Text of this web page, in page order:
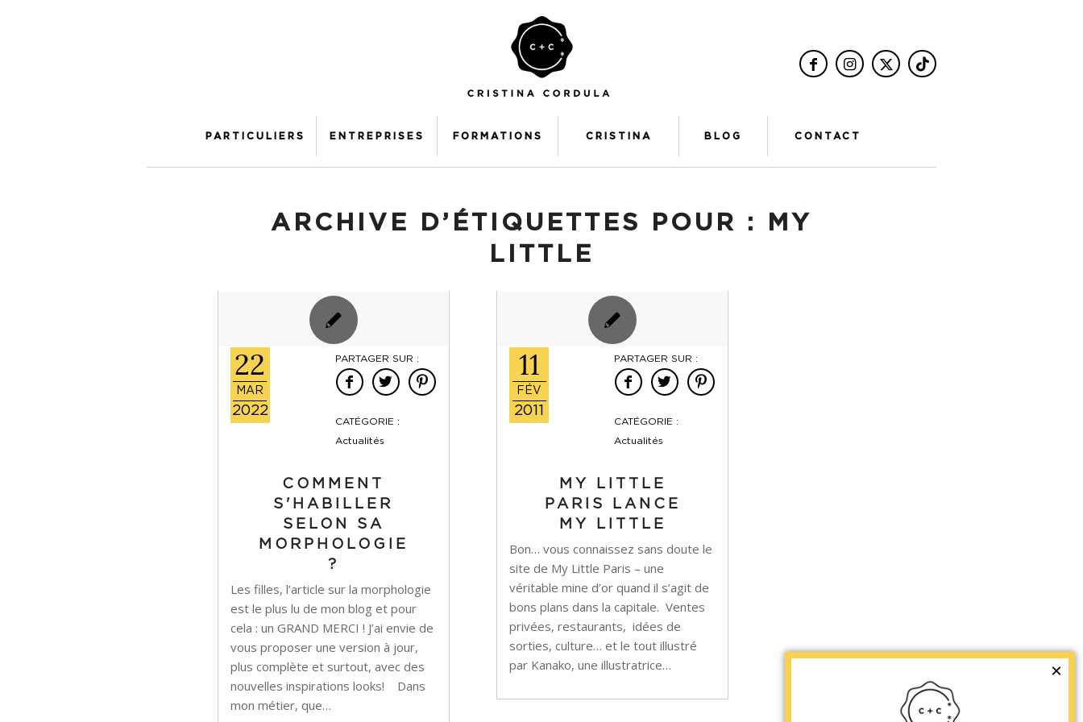
PARTICULIERS ENTREPRISES FORMATIONS CRISTINA BLOG CONTACT
ARCHIVE D’ÉTIQUETTES POUR :
MY
LITTLE
22
MAR
2022
PARTAGER SUR :
CATÉGORIE :
Actualités
COMMENT
S'HABILLER
SELON SA
MORPHOLOGIE
?
Les filles, l’article sur la morphologie
est le plus lu de mon blog et pour
cela : un GRAND MERCI ! J’ai envie de
vous proposer une version à jour,
plus complète et surtout, avec des
nouvelles inspirations looks! Dans
mon métier, que…
11
FÉV
2011
PARTAGER SUR :
CATÉGORIE :
Actualités
MY LITTLE
PARIS LANCE
MY LITTLE
Bon… vous connaissez sans doute le
site de My Little Paris – une
véritable mine d’or quand il s’agit de
bons plans dans la capitale. Ventes
privées, restaurants, idées de
sorties, culture… et le tout illustré
par Kanako, une illustratrice…